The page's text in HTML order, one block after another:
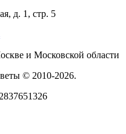
д. 1, стр. 5
и Московской области
© 2010-2026.